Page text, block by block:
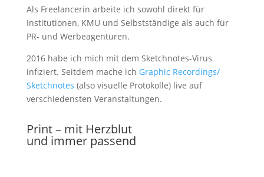
Als Freelancerin arbeite ich sowohl direkt für
Institutionen, KMU und Selbstständige als auch für
PR- und Werbeagenturen.
2016 habe ich mich mit dem Sketchnotes-Virus
infiziert. Seitdem mache ich Graphic Recordings/
Sketchnotes (also visuelle Protokolle) live auf
verschiedensten Veranstaltungen.
Print – mit Herzblut
und immer passend